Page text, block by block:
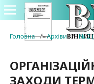
Головна / Архіви / № 2
ЗАХОДИ